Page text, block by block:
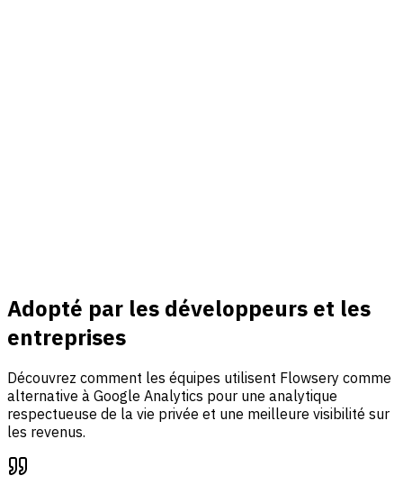
Adopté par les développeurs et les
entreprises
Découvrez comment les équipes utilisent Flowsery comme
alternative à Google Analytics pour une analytique
respectueuse de la vie privée et une meilleure visibilité sur
les revenus.